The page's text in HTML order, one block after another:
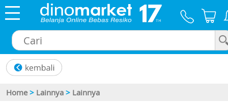
Home > Lainnya > Lainnya